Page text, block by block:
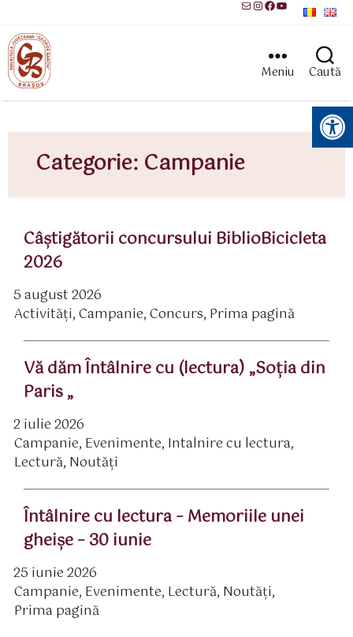
MailInstagram
Facebook
YouTube
Meniu Caută
Instrumente pentru accesibilitate
Categorie: Campanie
Câştigătorii concursului BiblioBicicleta
2026
5 august 2026
Activităţi,Campanie,Concurs, Prima pagină
Vă dăm Întâlnire cu (lectura) „Soţia din
Paris „
2 iulie 2026
Campanie, Evenimente, Intalnire cu lectura,
Lectură, Noutăți
Întâlnire cu lectura – Memoriile unei
gheişe – 30 iunie
25 iunie 2026
Campanie, Evenimente, Lectură, Noutăți,
Prima pagină